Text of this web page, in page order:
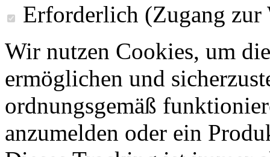
Erforderlich (Zugang zur
Wir nutzen Cookies, um
ermöglichen und
ordnungsgemäß
anzumelden oder ein